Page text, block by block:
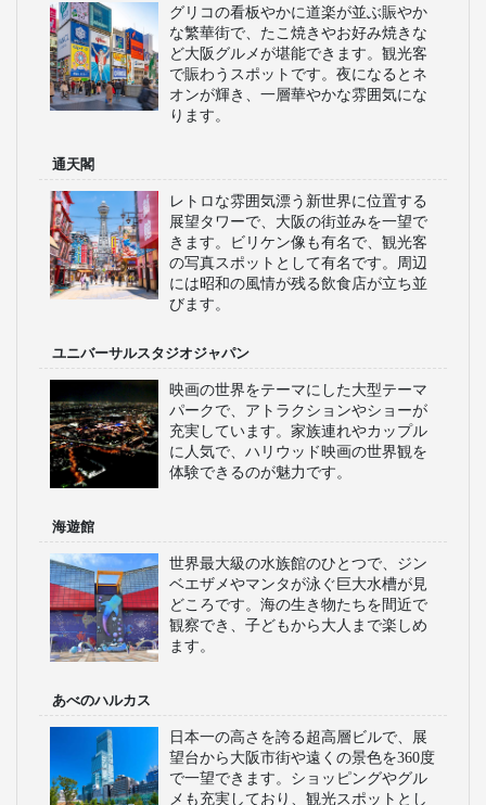
グリコの看板やかに道楽が並ぶ賑やか
な繁華街で、たこ焼きやお好み焼きな
ど大阪グルメが堪能できます。観光客
で賑わうスポットです。夜になるとネ
オンが輝き、一層華やかな雰囲気にな
ります。
通天閣
レトロな雰囲気漂う新世界に位置する
展望タワーで、大阪の街並みを一望で
きます。ビリケン像も有名で、観光客
の写真スポットとして有名です。周辺
には昭和の風情が残る飲食店が立ち並
びます。
ユニバーサルスタジオジャパン
映画の世界をテーマにした大型テーマ
パークで、アトラクションやショーが
充実しています。家族連れやカップル
に人気で、ハリウッド映画の世界観を
体験できるのが魅力です。
海遊館
世界最大級の水族館のひとつで、ジン
ベエザメやマンタが泳ぐ巨大水槽が見
どころです。海の生き物たちを間近で
観察でき、子どもから大人まで楽しめ
ます。
あべのハルカス
日本一の高さを誇る超高層ビルで、展
望台から大阪市街や遠くの景色を360度
で一望できます。ショッピングやグル
メも充実しており、観光スポットとし